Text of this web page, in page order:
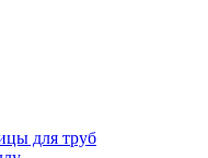
для труб